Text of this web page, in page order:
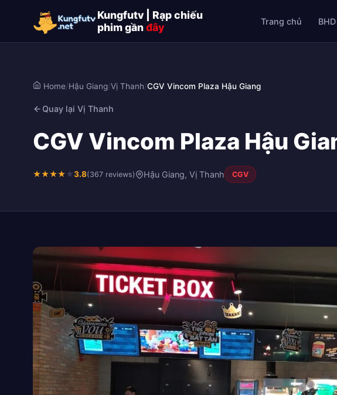
Kungfutv | Rạp chiếu
phim gầnđây Trang chủ
Home/Hậu Giang/Vị Thanh/CGV Vincom Plaza Hậu Giang
Quay lại Vị Thanh
CGV Vincom Plaza Hậu
★★★★★3.8(367 reviews) Hậu Giang, Vị Thanh CGV